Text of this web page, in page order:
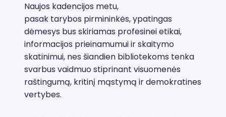
Naujos kadencijos metu,
pasak tarybos pirmininkės, ypatingas
dėmesys bus skiriamas profesinei etikai,
informacijos prieinamumui ir skaitymo
skatinimui, nes šiandien bibliotekoms tenka
svarbus vaidmuo stiprinant visuomenės
raštingumą, kritinį mąstymą ir demokratines
vertybes.